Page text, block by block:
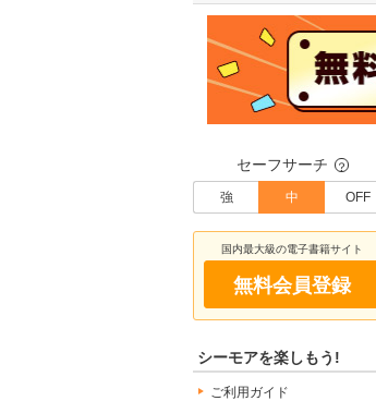
セーフサーチ ？
強 中 OFF
国内最大級の電子書籍サイト
無料会員登録
シーモアを楽しもう!
ご利用ガイド